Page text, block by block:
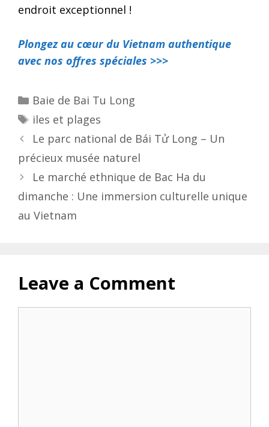
endroit exceptionnel !
Plongez au cœur du Vietnam authentique
avec nos offres spéciales >>>
Categories
Baie de Bai Tu Long
Tags
iles et plages
Post
navigation
Le parc national de Bái Tử Long – Un
précieux musée naturel
Le marché ethnique de Bac Ha du
dimanche : Une immersion culturelle unique
au Vietnam
Leave a Comment